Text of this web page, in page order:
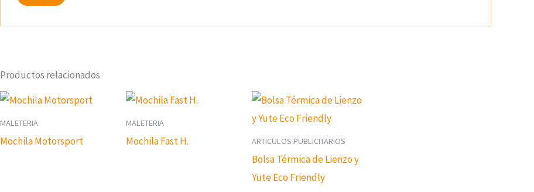
Productos relacionados
MALETERIA
Mochila Motorsport
MALETERIA
Mochila Fast H. ARTICULOS PUBLICITARIOS
Bolsa Térmica de Lienzo y
Yute Eco Friendly